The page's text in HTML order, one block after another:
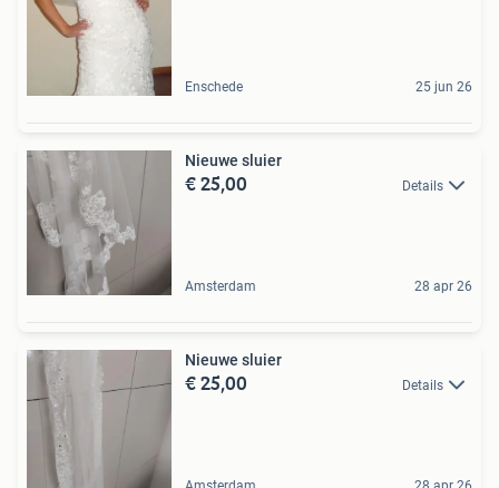
Enschede 25 jun 26
Nieuwe sluier
€ 25,00 Details
Amsterdam 28 apr 26
Nieuwe sluier
€ 25,00 Details